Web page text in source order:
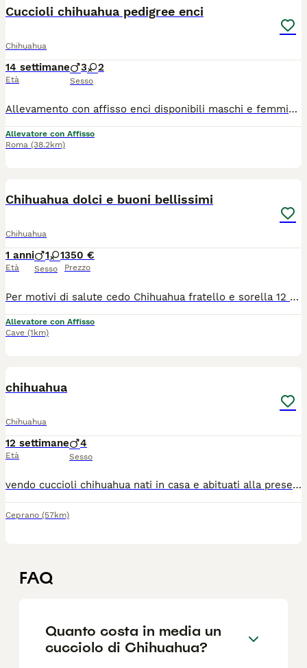
Cuccioli chihuahua pedigree enci
Chihuahua
14 settimane
Età
3 2
Sesso
Allevamento con affisso enci disponibili maschi e femmine di alta genealogia, sani e corretti, socievoli pedigree importante
Allevatore con Affisso
Roma (38.2km)
Chihuahua dolci e buoni bellissimi
Chihuahua
1 anni
Età
1 1
Sesso
350 €
Prezzo
Per motivi di salute cedo Chihuahua fratello e sorella 12 mesi, Roma* Per problemi di salute non riesco più a garantire a questi due amori, tutto il tempo e le attenzioni che meritano. È una decisione sofferta, ma voglio per loro una famiglia che possa amarli al 100%. Mamma e papà restano con me. *Chi sono loro:* [Nuvola], maschio e [ Sole ], femmina. Hanno 11 mesi, sono fratello e sorella, pelo corto dai colori e dolcezza meravigliosi , intelligentissimi e sanissimi! Nati e cresciuti in casa con me da quando sono nati. Vivono in appartamento e sono abituati ai ritmi di famiglia. *Salute e gestione:* - *Sanitari*: Ciclo vaccinale completo, microchip con iscrizione anagrafe, sverminazioni regolari. Consegnati con libretto sanitario , tutto in regola - *Carattere*: Socievoli, dolci, abituati alle persone e ad altri cani. Non abbaiano a vuoto.. - *Educazione*: Usano la traversina, non sporcano in casa, non distruggono mobili. La fase "cucciolo terremoto" l'hanno già superata. Sono la versione già pronta e gestibile del chihuahua. *Che famiglia cerco:* Persone che conoscono la razza o hanno voglia di informarsi seriamente. Casa sicura, vita da appartamento, no giardino incustodito, no bimbi troppo piccoli. *Do la precedenza a chi li adotta insieme* perché sono legati e cresciuti sempre in coppia. Valuto adozione singola solo se la famiglia è davvero perfetta per loro. *Contributo richiesto: 350? a cucciolo.* È il solo rimborso delle spese veterinarie sostenute in 11 mesi, tutte documentate. Non è una vendita e il prezzo non è trattabile. *Come contattarmi:* Se pensi di essere la persona giusta, scrivimi presentandoti: chi siete in famiglia, dove vivrebbe, che esperienza avete con i cani. Fisseremo prima una chiacchierata telefonica per conoscerci. No perditempo, no curiosi. Solo a Roma e Provin. Consegna solo di persona
Allevatore con Affisso
Cave (1km)
chihuahua
Chihuahua
12 settimane
Età
4
Sesso
vendo cuccioli chihuahua nati in casa e abituati alla presenza umana. Sono molto giocherelloni e affettuosi. Per maggiori informazioni contattare al numero 3338294812
Ceprano (57km)
FAQ
Quanto costa in media un
cucciolo di Chihuahua?